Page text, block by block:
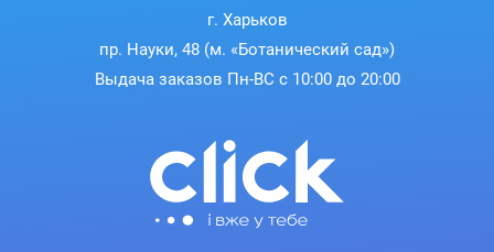
Наслаждайтесь непрерывной игрой до 36 часов
в одном заряде. Время автономной работы
г. Харьков
пр. Науки, 48 (м. «Ботанический сад»)
Выдача заказов Пн-ВС с 10:00 до 20:00